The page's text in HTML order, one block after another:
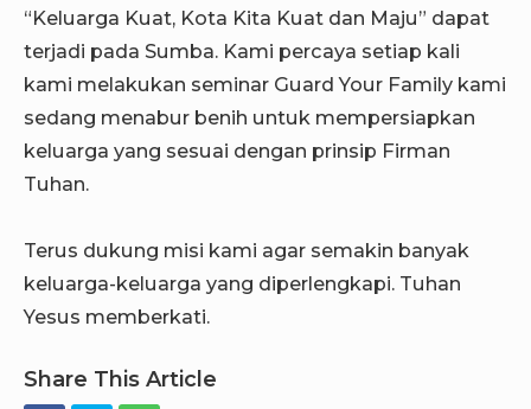
“Keluarga Kuat, Kota Kita Kuat dan Maju” dapat
terjadi pada Sumba. Kami percaya setiap kali
kami melakukan seminar Guard Your Family kami
sedang menabur benih untuk mempersiapkan
keluarga yang sesuai dengan prinsip Firman
Tuhan.
Terus dukung misi kami agar semakin banyak
keluarga-keluarga yang diperlengkapi. Tuhan
Yesus memberkati.
Share This Article